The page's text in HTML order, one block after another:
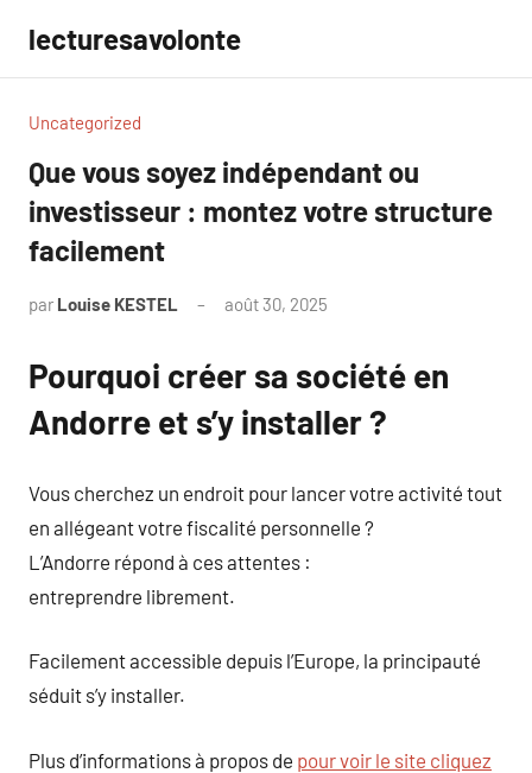
contenu
lecturesavolonte
Uncategorized
Que vous soyez indépendant ou
investisseur : montez votre structure
facilement
par Louise KESTEL août 30, 2025
Pourquoi créer sa société en
Andorre et s’y installer ?
Vous cherchez un endroit pour lancer votre activité tout
en allégeant votre fiscalité personnelle ?
L’Andorre répond à ces attentes :
entreprendre librement.
Facilement accessible depuis l’Europe, la principauté
séduit s’y installer.
Plus d’informations à propos de pour voir le site cliquez